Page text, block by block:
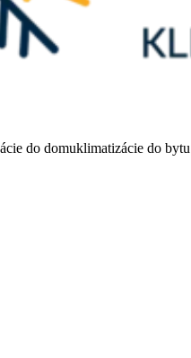
do domuklimatizácie do bytu